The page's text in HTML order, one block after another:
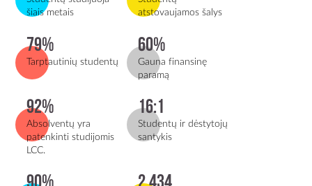
šiais metais
atstovaujamos šalys
79%
Tarptautinių studentų
60%
Gauna finansinę
paramą
92%
Absolventų yra
patenkinti studijomis
LCC.
16:1
Studentų ir dėstytojų
santykis